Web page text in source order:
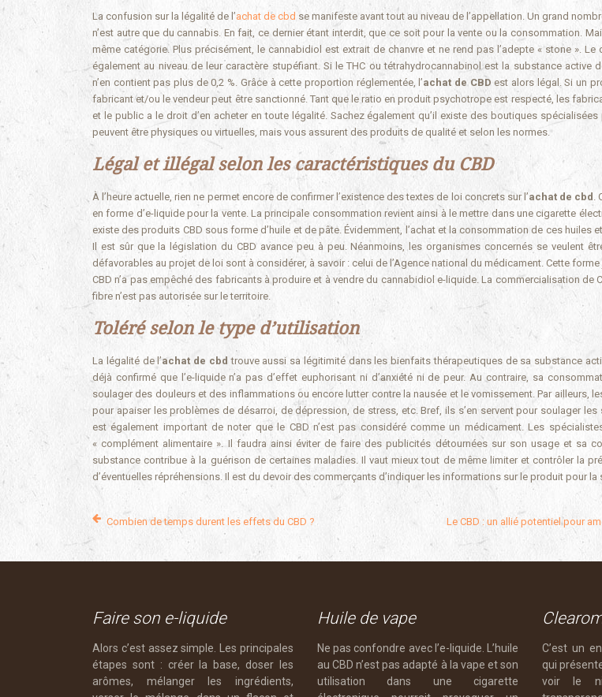
La confusion sur la légalité de l’achat de cbd se manifeste avant tout au niveau de l’appellation. Un grand
n’est autre que du cannabis. En fait, ce dernier étant interdit, que ce soit pour la vente ou la consommation.
même catégorie. Plus précisément, le cannabidiol est extrait de chanvre et ne rend pas l’adepte « stone ».
également au niveau de leur caractère stupéfiant. Si le THC ou tétrahydrocannabinol est la substance active
n’en contient pas plus de 0,2 %. Grâce à cette proportion réglementée, l’achat de CBDest alors légal. Si un
fabricant et/ou le vendeur peut être sanctionné. Tant que le ratio en produit psychotrope est respecté, les
et le public a le droit d’en acheter en toute légalité. Sachez également qu’il existe des boutiques
peuvent être physiques ou virtuelles, mais vous assurent des produits de qualité et selon les normes.
Légal et illégal selon les caractéristiques du CBD
À l’heure actuelle, rien ne permet encore de confirmer l’existence des textes de loi concrets sur l’achat de cbd .
en forme d’e-liquide pour la vente. La principale consommation revient ainsi à le mettre dans une cigarette
existe des produits CBD sous forme d’huile et de pâte. Évidemment, l’achat et la consommation de ces huiles
Il est sûr que la législation du CBD avance peu à peu. Néanmoins, les organismes concernés se veulent
défavorables au projet de loi sont à considérer, à savoir : celui de l’Agence national du médicament. Cette
CBD n’a pas empêché des fabricants à produire et à vendre du cannabidiol e-liquide. La commercialisation de
fibre n’est pas autorisée sur le territoire.
Toléré selon le type d’utilisation
La légalité de l’achat de cbd trouve aussi sa légitimité dans les bienfaits thérapeutiques de sa substance
déjà confirmé que l’e-liquide n’a pas d’effet euphorisant ni d’anxiété ni de peur. Au contraire, sa
soulager des douleurs et des inflammations ou encore lutter contre la nausée et le vomissement. Par ailleurs,
pour apaiser les problèmes de désarroi, de dépression, de stress, etc. Bref, ils s’en servent pour soulager
est également important de noter que le CBD n’est pas considéré comme un médicament. Les
« complément alimentaire ». Il faudra ainsi éviter de faire des publicités détournées sur son usage et sa
substance contribue à la guérison de certaines maladies. Il vaut mieux tout de même limiter et contrôler la
d’éventuelles répréhensions. Il est du devoir des commerçants d’indiquer les informations sur le produit pour
Combien de temps durent les effets du CBD ? Le CBD : un allié potentiel pour
Faire son e-liquide
Alors c’est assez simple. Les principales
étapes sont : créer la base, doser les
arômes, mélanger les ingrédients,
Huile de vape
Ne pas confondre avec l’e-liquide. L’huile
au CBD n’est pas adapté à la vape et son
utilisation dans une cigarette
C’est un
qui
voir le